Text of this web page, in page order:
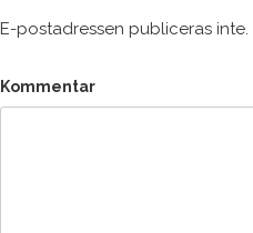
E-postadressen publiceras inte.
Kommentar